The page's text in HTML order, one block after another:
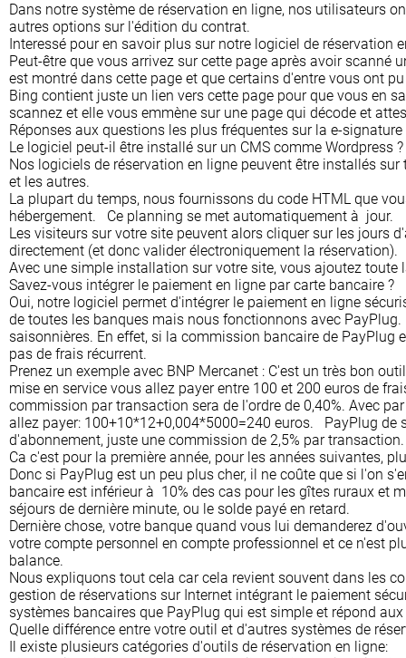
Dans notre système de réservation en ligne, nos utilisateurs
autres options sur l'édition du contrat.
Interessé pour en savoir plus sur notre logiciel de réservation
Peut-être que vous arrivez sur cette page après avoir
est montré dans cette page et que certains d'entre vous ont
Bing contient juste un lien vers cette page pour que vous en
scannez et elle vous emmène sur une page qui décode et
Réponses aux questions les plus fréquentes sur la e-
Le logiciel peut-il être installé sur un CMS comme Wordpress ?
Nos logiciels de réservation en ligne peuvent être installés
et les autres.
La plupart du temps, nous fournissons du code HTML que
hébergement. Ce planning se met automatiquement à jour.
Les visiteurs sur votre site peuvent alors cliquer sur les jours
directement (et donc valider électroniquement la réservation).
Avec une simple installation sur votre site, vous ajoutez
Savez-vous intégrer le paiement en ligne par carte bancaire ?
Oui, notre logiciel permet d'intégrer le paiement en ligne
de toutes les banques mais nous fonctionnons avec
saisonnières. En effet, si la commission bancaire de PayPlug
pas de frais récurrent.
Prenez un exemple avec BNP Mercanet : C'est un très bon
mise en service vous allez payer entre 100 et 200 euros de
commission par transaction sera de l'ordre de 0,40%. Avec
allez payer: 100+10*12+0,004*5000=240 euros. PayPlug
d'abonnement, juste une commission de 2,5% par
Ca c'est pour la première année, pour les années suivantes,
Donc si PayPlug est un peu plus cher, il ne coûte que si l'on
bancaire est inférieur à 10% des cas pour les gîtes ruraux et
séjours de dernière minute, ou le solde payé en retard.
Dernière chose, votre banque quand vous lui demanderez
votre compte personnel en compte professionnel et ce n'est
balance.
Nous expliquons tout cela car cela revient souvent dans les
gestion de réservations sur Internet intégrant le paiement
systèmes bancaires que PayPlug qui est simple et répond
Quelle différence entre votre outil et d'autres systèmes de
Il existe plusieurs catégories d'outils de réservation en ligne: